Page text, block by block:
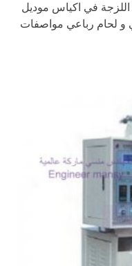
اللزجة في اكياس موديل
و لحام رباعي مواصفات